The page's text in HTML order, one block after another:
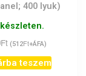
400 lyuk)
Ft (512Ft+ÁFA)
teszem